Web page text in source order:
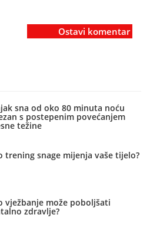
Ostavi komentar
sna od oko 80 minuta noću
s postepenim povećanjem
težine
trening snage mijenja vaše tijelo?
vježbanje može poboljšati
zdravlje?